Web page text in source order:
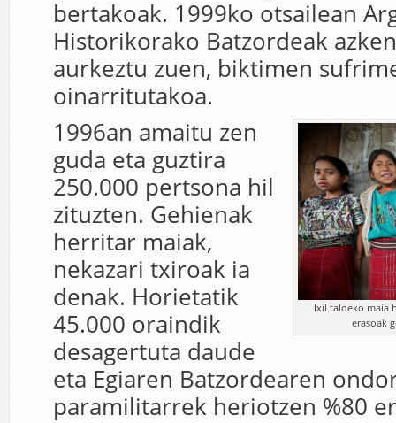
bertakoak. 1999ko otsailean
Historikorako Batzordeak
aurkeztu zuen, biktimen
oinarritutakoa.
Ixil taldeko maia
erasoak
1996an amaitu zen
guda eta guztira
250.000 pertsona hil
zituzten. Gehienak
herritar maiak,
nekazari txiroak ia
denak. Horietatik
45.000 oraindik
desagertuta daude
eta Egiaren Batzordearen
paramilitarrek heriotzen %80